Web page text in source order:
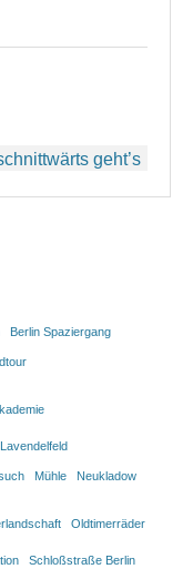
geht’s
Berlin Spaziergang
Lavendelfeld
Mühle Neukladow
Oldtimerräder
Schloßstraße Berlin